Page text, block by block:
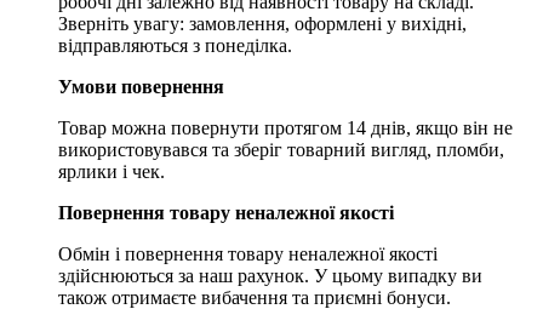
Зверніть увагу: замовлення, оформлені у вихідні,
відправляються з понеділка.
Умови повернення
Товар можна повернути протягом 14 днів, якщо він не
використовувався та зберіг товарний вигляд, пломби,
ярлики і чек.
Повернення товару неналежної якості
Обмін і повернення товару неналежної якості
здійснюються за наш рахунок. У цьому випадку ви
також отримаєте вибачення та приємні бонуси.